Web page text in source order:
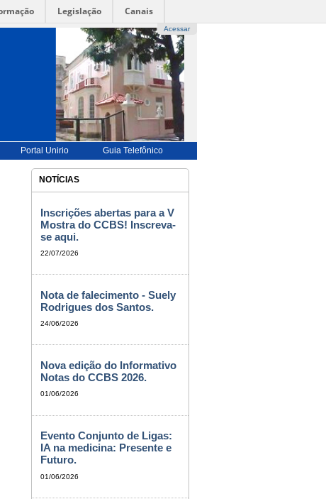
Legislação Canais
Acessar
ESPAÑOL |--> FRANÇAIS-->
ALTO CONTRASTE | MAPA DO SITE
Portal Unirio Guia Telefônico
NOTÍCIAS
Inscrições abertas para a V
Mostra do CCBS! Inscreva-
se aqui.
22/07/2026
Nota de falecimento - Suely
Rodrigues dos Santos.
24/06/2026
Nova edição do Informativo
Notas do CCBS 2026.
01/06/2026
Evento Conjunto de Ligas:
IA na medicina: Presente e
Futuro.
01/06/2026